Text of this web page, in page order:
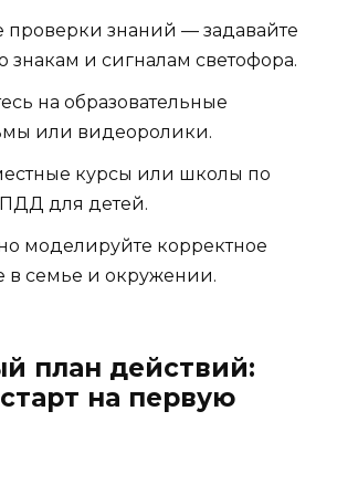
проверки знаний — задавайте
знакам и сигналам светофора.
на образовательные
или видеоролики.
курсы или школы по
для детей.
моделируйте корректное
в семье и окружении.
план действий:
на первую